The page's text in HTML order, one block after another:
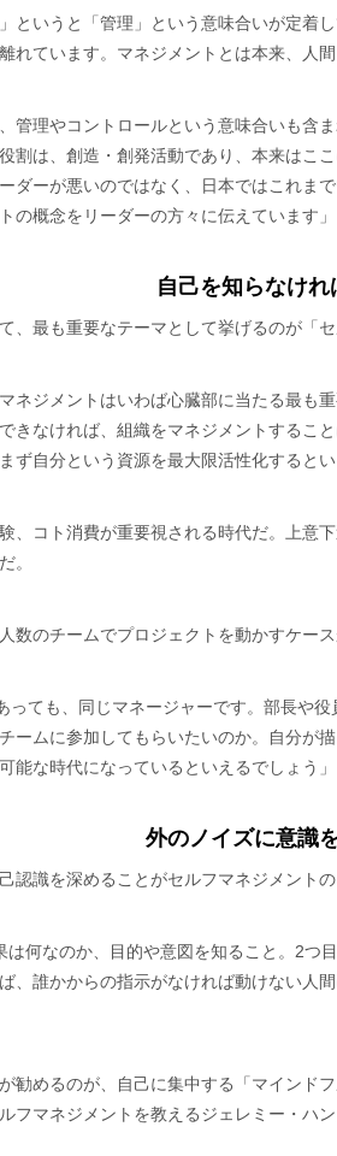
というと「管理」という意味合いが定着
れています。マネジメントとは本来、人
管理やコントロールという意味合いも
割は、創造・創発活動であり、本来はこ
ダーが悪いのではなく、日本ではこれ
の概念をリーダーの方々に伝えています」
自己を知らなけ
、最も重要なテーマとして挙げるのが「セ
ネジメントはいわば心臓部に当たる最
きなければ、組織をマネジメントする
ず自分という資源を最大限活性化すると
、コト消費が重要視される時代だ。上意
。
数のチームでプロジェクトを動かすケー
っても、同じマネージャーです。部長や
ームに参加してもらいたいのか。自分
能な時代になっているといえるでしょう」
外のノイズに意識
認識を深めることがセルフマネジメント
は何なのか、目的や意図を知ること。2
、誰かからの指示がなければ動けない人
勧めるのが、自己に集中する「マイン
フマネジメントを教えるジェレミー・ハ